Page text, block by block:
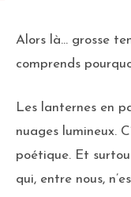
Alors là… grosse
comprends
Les lanternes en
nuages lumineux.
poétique. Et
qui, entre nous,